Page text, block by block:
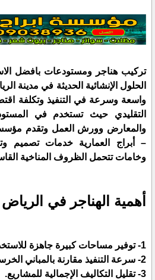
تركيب هناجر ومستودعات بافضل
الحلول الإنشائية الحديثة في مدينة
واسعة وسرعة في التنفيذ وتكلفة
التقليدي حيث تستخدم في
والمعارض وورش العمل وتقدم
– أبراج العمارية خدمات تصميم
وخامات تتحمل الظروف المناخية
أهمية الهناجر في
1- توفير مساحات كبيرة جاهزة للاستخدام.
2- سرعة التنفيذ مقارنة بالمباني الخرسانية.
3- تقليل التكاليف الإجمالية للمشاريع.